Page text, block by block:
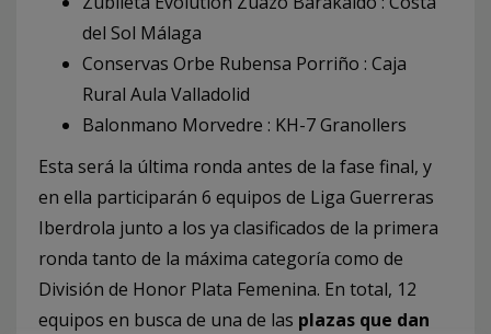
del Sol Málaga
Conservas Orbe Rubensa Porriño : Caja
Rural Aula Valladolid
Balonmano Morvedre : KH-7 Granollers
Esta será la última ronda antes de la fase final, y
en ella participarán 6 equipos de Liga Guerreras
Iberdrola junto a los ya clasificados de la primera
ronda tanto de la máxima categoría como de
División de Honor Plata Femenina. En total, 12
equipos en busca de una de las plazas que dan